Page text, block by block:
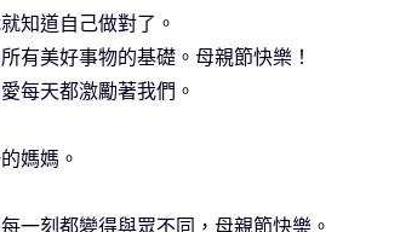
知道自己做對了。
有美好事物的基礎。母親節快樂！
每天都激勵著我們。
媽媽。
一刻都變得與眾不同，母親節快樂。